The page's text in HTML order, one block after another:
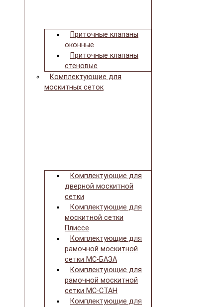
Приточные клапаны
оконные
Приточные клапаны
стеновые
Комплектующие для
москитных сеток
Комплектующие для
дверной москитной
сетки
Комплектующие для
москитной сетки
Плиссе
Комплектующие для
рамочной москитной
сетки МС-БАЗА
Комплектующие для
рамочной москитной
сетки МС-СТАН
Комплектующие для